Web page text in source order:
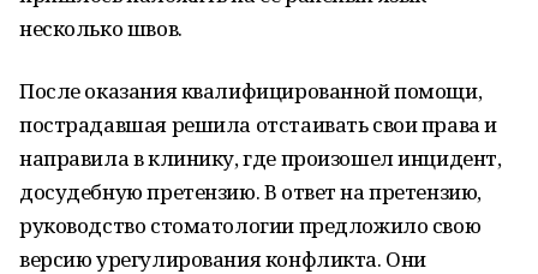
несколько швов.
После оказания квалифицированной помощи,
пострадавшая решила отстаивать свои права и
направила в клинику, где произошел инцидент,
досудебную претензию. В ответ на претензию,
руководство стоматологии предложило свою
версию урегулирования конфликта. Они